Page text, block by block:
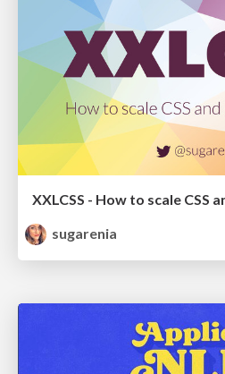
XXLCSS - How to scale CSS
sugarenia